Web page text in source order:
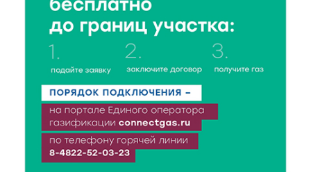
7 Авг 2026 10:59 208
В Тверской области 7 августа ожидаются ливни,
грозы и сильный ветер
7 Авг 2026 10:56 120
Юные таланты Твери могут вписать свои семьи в
историю России